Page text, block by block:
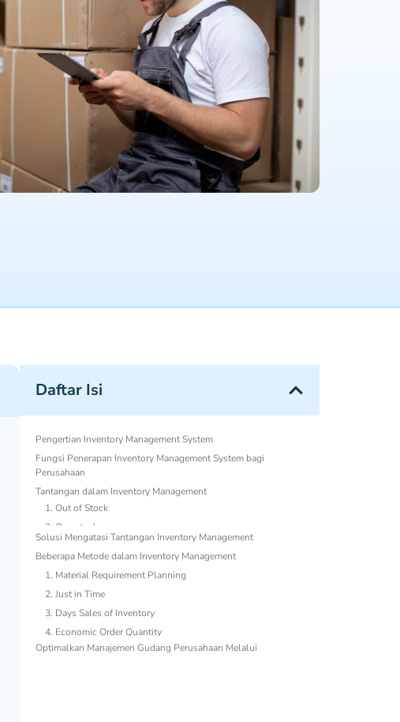
Daftar Isi
Pengertian Inventory Management System
Fungsi Penerapan Inventory Management System bagi
Perusahaan
Tantangan dalam Inventory Management
1. Out of Stock
2. Overstock
Solusi Mengatasi Tantangan Inventory Management
Beberapa Metode dalam Inventory Management
Optimalkan Manajemen Gudang Perusahaan Melalui